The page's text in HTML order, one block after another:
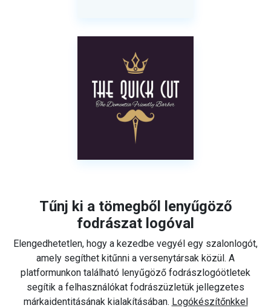
Tűnj ki a tömegből lenyűgöző
fodrászat logóval
Elengedhetetlen, hogy a kezedbe vegyél egy szalonlogót,
amely segíthet kitűnni a versenytársak közül. A
platformunkon található lenyűgöző fodrászlogóötletek
segítik a felhasználókat fodrászüzletük jellegzetes
márkaidentitásának kialakításában. Logókészítőnkkel